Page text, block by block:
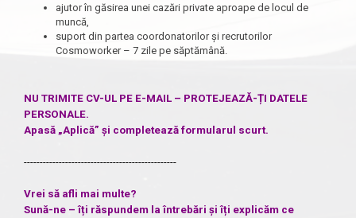
ajutor în găsirea unei cazări private aproape de locul de
muncă,
suport din partea coordonatorilor și recrutorilor
Cosmoworker – 7 zile pe săptămână.
NU TRIMITE CV-UL PE E-MAIL – PROTEJEAZĂ-ȚI DATELE
PERSONALE.
Apasă „Aplică” și completează formularul scurt.
------------------------------------------------
Vrei să afli mai multe?
Sună-ne – îți răspundem la întrebări și îți explicăm ce